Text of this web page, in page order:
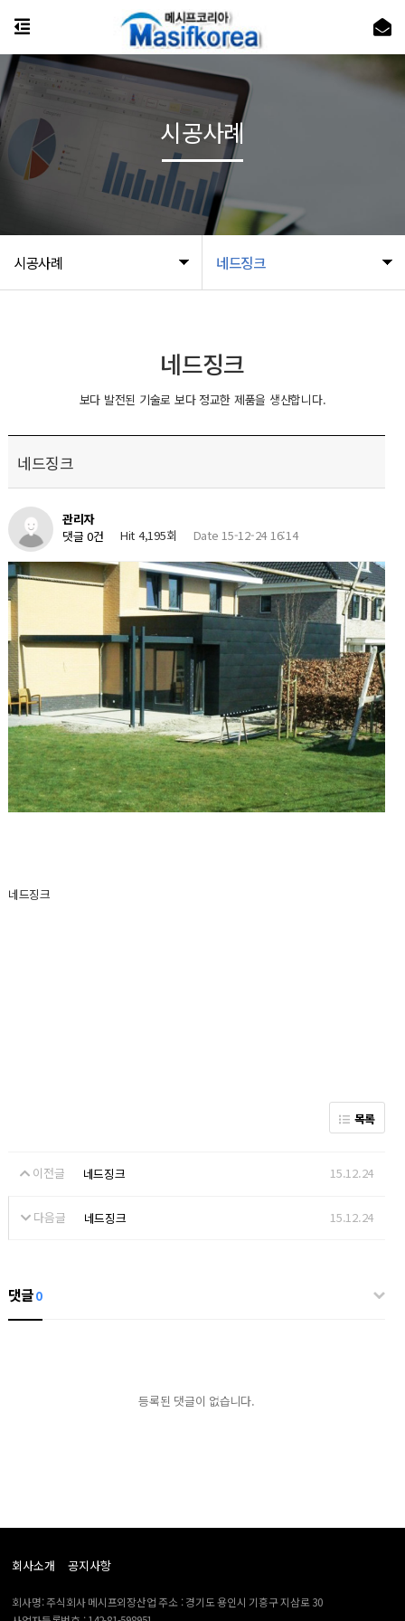
시공사례 네드징크
시공사례
네드징크
보다 발전된 기술로 보다 정교한 제품을 생산합니다.
네드징크
관리자
댓글 0건
Hit 4,195회 Date 15-12-24 16:14
네드징크
목록
이전글 네드징크 15.12.24
다음글 네드징크 15.12.24
댓글0
등록된 댓글이 없습니다.
회사소개 공지사항
회사명: 주식회사 메시프외장산업 주소 : 경기도 용인시 기흥구 지삼로 30